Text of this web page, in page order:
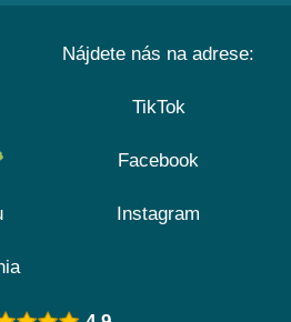
Nájdete nás na adrese:
TikTok
Facebook
Instagram